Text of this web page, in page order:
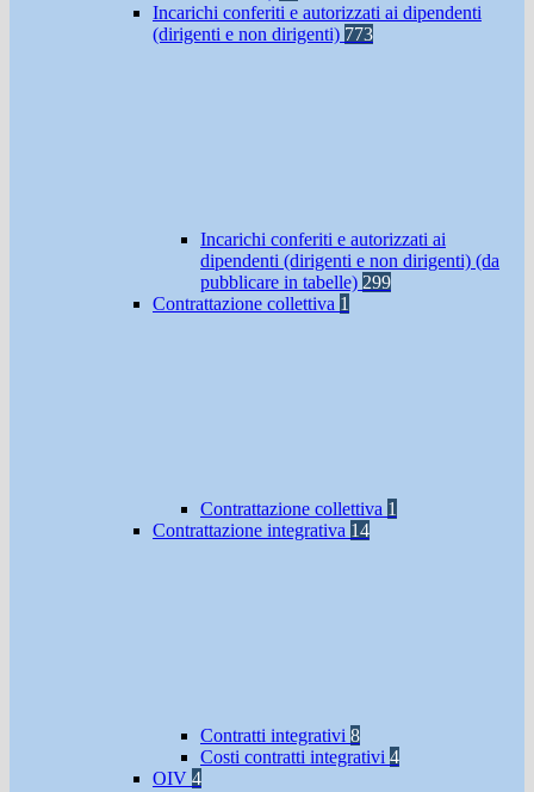
Incarichi conferiti e autorizzati ai dipendenti
(dirigenti e non dirigenti) 773
Incarichi conferiti e autorizzati ai
dipendenti (dirigenti e non dirigenti) (da
pubblicare in tabelle) 299
Contrattazione collettiva 1
Contrattazione collettiva 1
Contrattazione integrativa 14
Contratti integrativi 8
Costi contratti integrativi 4
OIV 4